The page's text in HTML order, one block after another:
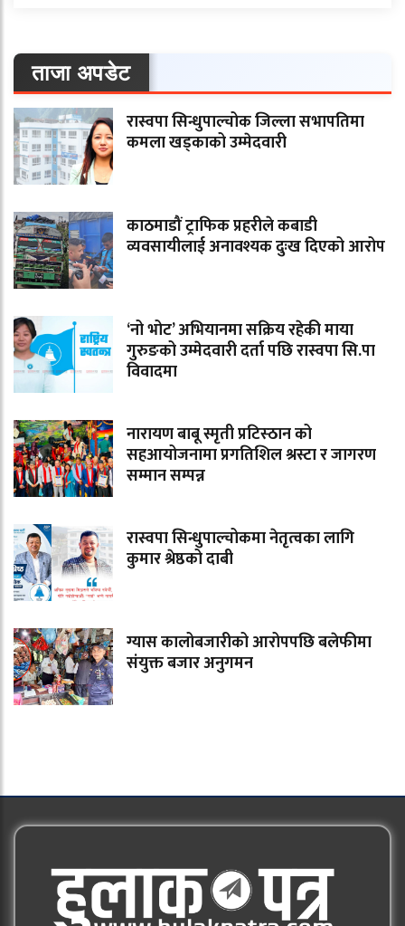
ताजा अपडेट
रास्वपा सिन्धुपाल्चोक जिल्ला सभापतिमा
कमला खड्काको उम्मेदवारी
काठमाडौं ट्राफिक प्रहरीले कबाडी
व्यवसायीलाई अनावश्यक दुःख दिएको आरोप
‘नो भोट’ अभियानमा सक्रिय रहेकी माया
गुरुङको उम्मेदवारी दर्ता पछि रास्वपा सि.पा
विवादमा
नारायण बाबू स्मृती प्रटिस्ठान को
सहआयोजनामा प्रगतिशिल श्रस्टा र जागरण
सम्मान सम्पन्न
रास्वपा सिन्धुपाल्चोकमा नेतृत्वका लागि
कुमार श्रेष्ठको दाबी
ग्यास कालोबजारीको आरोपपछि बलेफीमा
संयुक्त बजार अनुगमन